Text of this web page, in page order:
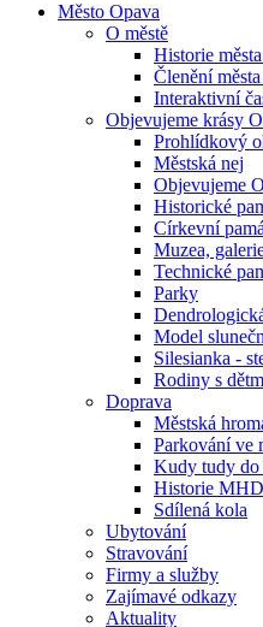
Město Opava
O městě
Historie
Členění
Interaktivní
Objevujeme krásy
Prohlídkový
Městská nej
Objevujeme
Historické
Církevní
Muzea,
Technické
Parky
Model
Silesianka -
Rodiny s
Doprava
Městská
Parkování ve
Kudy tudy
Historie
Sdílená kola
Ubytování
Stravování
Firmy a služby
Zajímavé odkazy
Aktuality